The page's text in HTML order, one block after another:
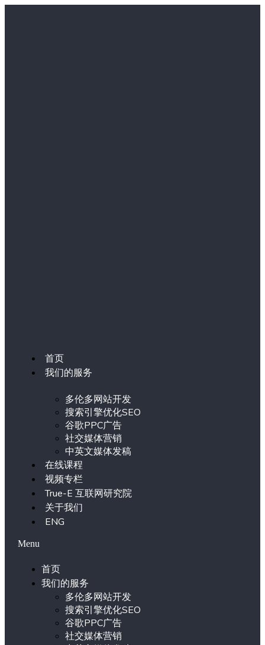
首页
我们的服务
多伦多网站开发
搜索引擎优化SEO
谷歌PPC广告
社交媒体营销
中英文媒体发稿
在线课程
视频专栏
True-E 互联网研究院
关于我们
ENG
Menu
首页
我们的服务
多伦多网站开发
搜索引擎优化SEO
谷歌PPC广告
社交媒体营销